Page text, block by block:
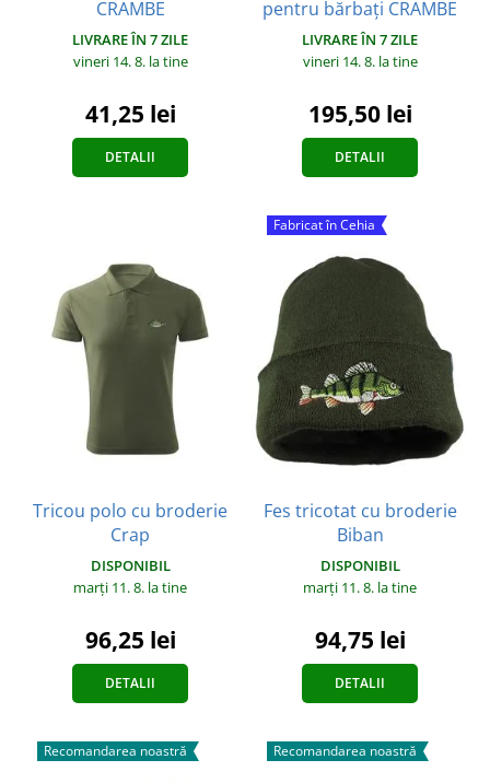
CRAMBE
LIVRARE ÎN 7 ZILE
vineri 14. 8. la tine
41,25 lei
DETALII
pentru bărbați CRAMBE
LIVRARE ÎN 7 ZILE
vineri 14. 8. la tine
195,50 lei
DETALII
Tricou polo cu broderie
Crap
DISPONIBIL
marți 11. 8. la tine
96,25 lei
DETALII
Fabricat în Cehia
Fes tricotat cu broderie
Biban
DISPONIBIL
marți 11. 8. la tine
94,75 lei
DETALII
Recomandarea noastră Recomandarea noastră